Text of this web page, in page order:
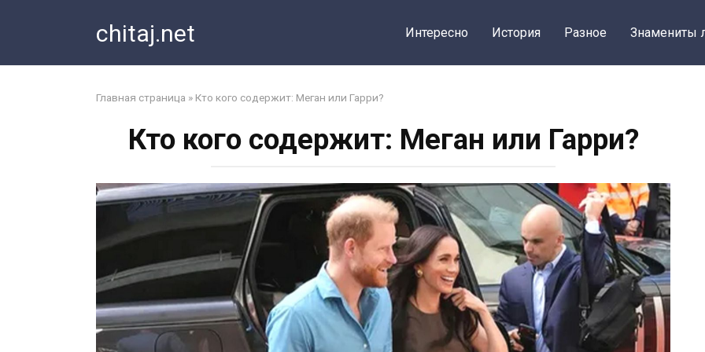
chitaj.net Интересно История Разное Знамениты
Главная страница » Кто кого содержит: Меган или Гарри?
Кто кого содержит: Меган или Гарри?